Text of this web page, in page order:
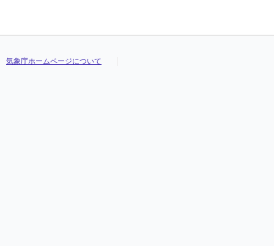
気象庁ホームページについて